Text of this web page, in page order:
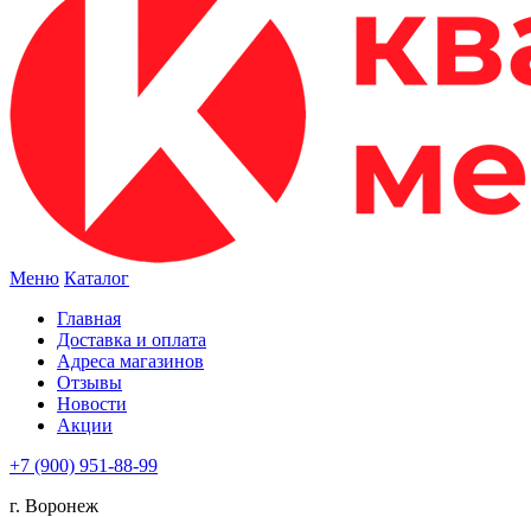
Меню Каталог
Главная
Доставка и оплата
Адреса магазинов
Отзывы
Новости
Акции
+7 (900) 951-88-99
г. Воронеж